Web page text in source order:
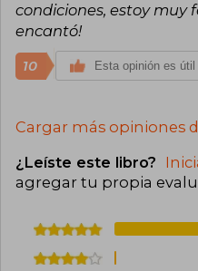
condiciones, estoy muy
encantó!
10 Esta opinión es útil
Cargar más opiniones
¿Leíste este libro?
agregar tu propia